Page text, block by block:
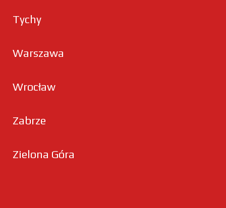
Tychy
Warszawa
Wrocław
Zabrze
Zielona Góra